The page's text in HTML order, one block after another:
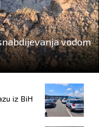
vodom
iz BiH